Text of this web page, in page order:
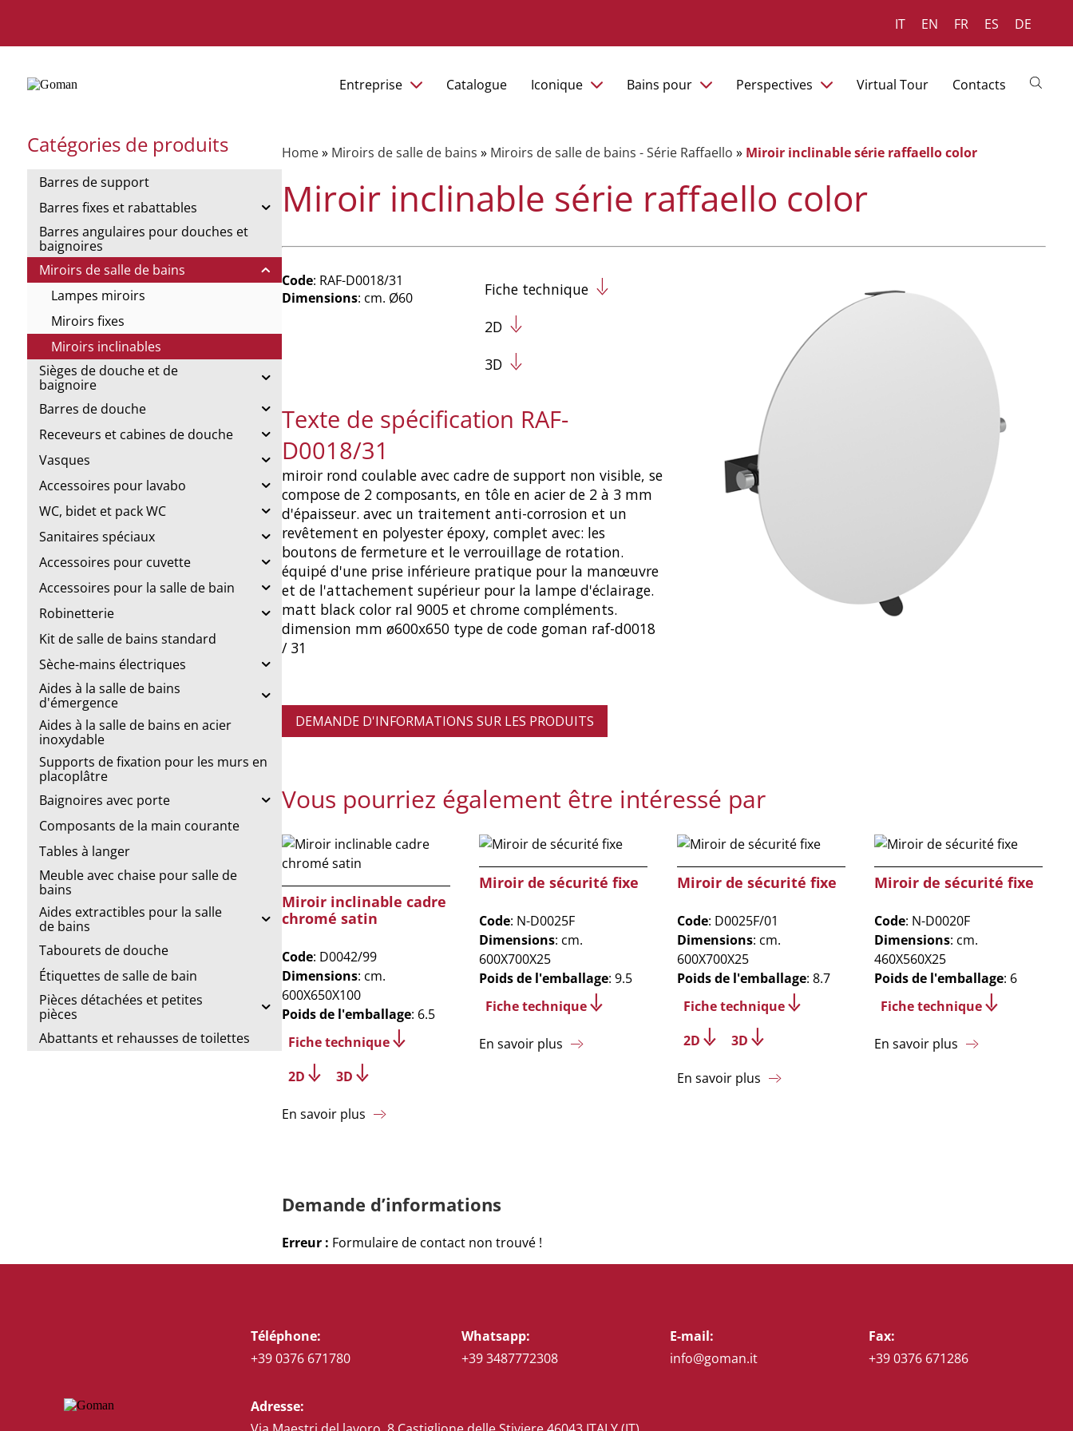
IT EN FR ES DE
Entreprise Catalogue Iconique Bains pour Perspectives Virtual Tour Contacts
Catégories de produits
Barres de support
Barres fixes et rabattables
Barres angulaires pour douches et
baignoires
Miroirs de salle de bains
Lampes miroirs
Miroirs fixes
Miroirs inclinables
Sièges de douche et de
baignoire
Barres de douche
Receveurs et cabines de douche
Vasques
Accessoires pour lavabo
WC, bidet et pack WC
Sanitaires spéciaux
Accessoires pour cuvette
Accessoires pour la salle de bain
Robinetterie
Kit de salle de bains standard
Sèche-mains électriques
Aides à la salle de bains
d'émergence
Aides à la salle de bains en acier
inoxydable
Supports de fixation pour les murs en
placoplâtre
Baignoires avec porte
Composants de la main courante
Tables à langer
Meuble avec chaise pour salle de
bains
Aides extractibles pour la salle
de bains
Tabourets de douche
Étiquettes de salle de bain
Pièces détachées et petites
pièces
Abattants et rehausses de toilettes
Home» Miroirs de salle de bains » Miroirs de salle de bains - Série Raffaello » Miroir inclinable série raffaello color
Miroir inclinable série raffaello color
Code: RAF-D0018/31
Dimensions: cm. Ø60
Fiche technique
2D
3D
Texte de spécification RAF-
D0018/31
miroir rond coulable avec cadre de support non visible, se
compose de 2 composants, en tôle en acier de 2 à 3 mm
d'épaisseur. avec un traitement anti-corrosion et un
revêtement en polyester époxy, complet avec: les
boutons de fermeture et le verrouillage de rotation.
équipé d'une prise inférieure pratique pour la manœuvre
et de l'attachement supérieur pour la lampe d'éclairage.
matt black color ral 9005 et chrome compléments.
dimension mm ø600x650 type de code goman raf-d0018
/ 31
DEMANDE D'INFORMATIONS SUR LES PRODUITS
Vous pourriez également être intéressé par
Miroir inclinable cadre
chromé satin
Code: D0042/99
Dimensions: cm.
600X650X100
Poids de l'emballage: 6.5
Fiche technique
2D
3D
En savoir plus
Miroir de sécurité fixe
Code: N-D0025F
Dimensions: cm.
600X700X25
Poids de l'emballage: 9.5
Fiche technique
En savoir plus
Miroir de sécurité fixe
Code: D0025F/01
Dimensions: cm.
600X700X25
Poids de l'emballage: 8.7
Fiche technique
2D
3D
En savoir plus
Miroir de sécurité fixe
Code: N-D0020F
Dimensions: cm.
460X560X25
Poids de l'emballage: 6
Fiche technique
En savoir plus
Demande d’informations
Erreur : Formulaire de contact non trouvé !
Téléphone:
+39 0376 671780
Whatsapp:
+39 3487772308
E-mail:
info@goman.it
Fax:
+39 0376 671286
Adresse: